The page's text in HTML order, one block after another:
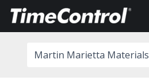
Martin Marietta Materials